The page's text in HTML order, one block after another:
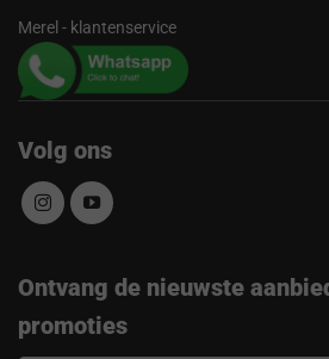
Merel - klantenservice
Volg ons
Ontvang de nieuwste
promoties